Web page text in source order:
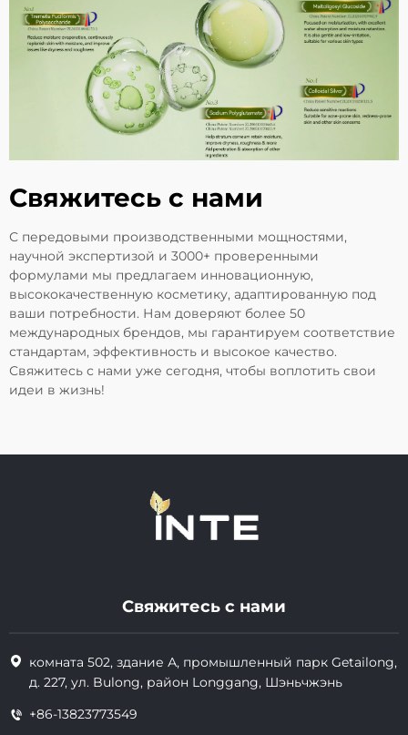
Свяжитесь с нами
С передовыми производственными мощностями,
научной экспертизой и 3000+ проверенными
формулами мы предлагаем инновационную,
высококачественную косметику, адаптированную под
ваши потребности. Нам доверяют более 50
международных брендов, мы гарантируем соответствие
стандартам, эффективность и высокое качество.
Свяжитесь с нами уже сегодня, чтобы воплотить свои
идеи в жизнь!
Свяжитесь с нами
комната 502, здание А, промышленный парк Getailong,
д. 227, ул. Bulong, район Longgang, Шэньчжэнь
+86-13823773549